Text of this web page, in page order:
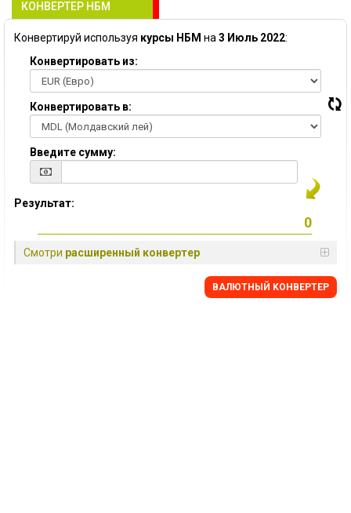
КОНВЕРТЕР НБМ
Конвертируй используя курсы НБМ на 3 Июль 2022:
Конвертировать из:
Конвертировать в:
Введите сумму:
Результат:
Смотри расширенный конвертер
BАЛЮТНЫЙ KОНВЕРТЕР